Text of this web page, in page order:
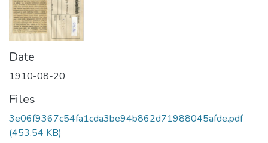
Date
1910-08-20
Files
3e06f9367c54fa1cda3be94b862d71988045afde.pdf
(453.54 KB)